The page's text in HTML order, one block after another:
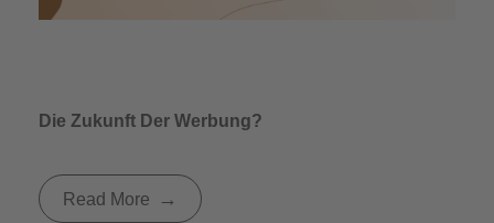
Die Zukunft Der Werbung?
Read More